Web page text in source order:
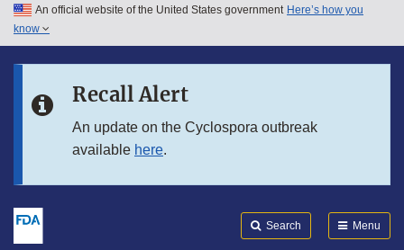
Skip to main content
Skip to in this section menu
An official website of the United States government Here’s how you
know
Recall Alert
An update on the Cyclospora outbreak
available here.
Search Menu